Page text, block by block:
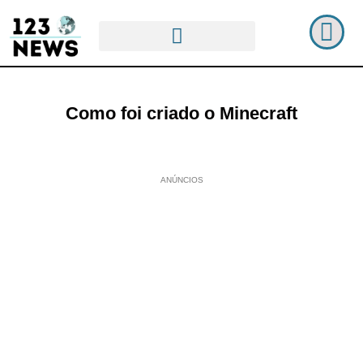
Como foi criado o Minecraft
ANÚNCIOS